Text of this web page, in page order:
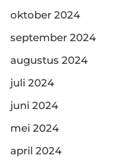
oktober 2024
september 2024
augustus 2024
juli 2024
juni 2024
mei 2024
april 2024